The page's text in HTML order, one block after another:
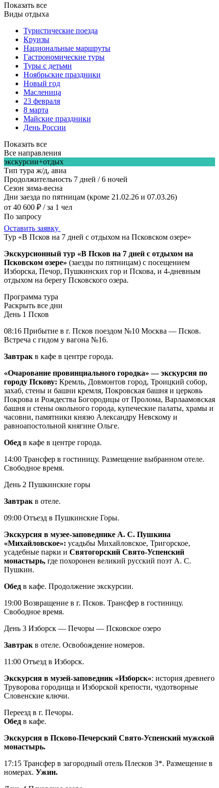
Показать все
Виды отдыха
Туристические поезда
Круизы
Национальные маршруты
Гастрономические туры
Туры с детьми
Ноябрьские праздники
Новый год
Масленица
23 февраля
8 марта
Майские праздники
День России
Показать все
Все направления
экскурсии+отдых
Тип тура ж/д, авиа
Продолжительность 7 дней / 6 ночей
Сезон зима-весна
Дни заезда по пятницам (кроме 21.02.26 и 07.03.26)
от 40 600 ₽ / за 1 чел
По запросу
Оставить заявку
Тур «В Псков на 7 дней с отдыхом на Псковском озере»
Экскурсионный тур «В Псков на 7 дней с отдыхом на
Псковском озере» (заезды по пятницам) с посещением
Изборска, Печор, Пушкинских гор и Пскова, и 4-дневным
отдыхом на берегу Псковского озера.
Программа тура
Раскрыть все дни
День 1 Псков
08:16 Прибытие в г. Псков поездом №10 Москва — Псков.
Встреча с гидом у вагона №16.
Завтрак в кафе в центре города.
«Очарование провинциального городка» — экскурсия по
городу Пскову: Кремль, Довмонтов город, Троицкий собор,
захаб, стены и башни кремля, Покровская башня и церковь
Покрова и Рождества Богородицы от Пролома, Варлаамовская
башня и стены окольного города, купеческие палаты, храмы и
часовни, памятники князю Александру Невскому и
равноапостольной княгине Ольге.
Обед в кафе в центре города.
14:00 Трансфер в гостиницу. Размещение выбранном отеле.
Свободное время.
День 2 Пушкинские горы
Завтрак в отеле.
09:00 Отъезд в Пушкинские Горы.
Экскурсия в музее-заповеднике А. С. Пушкина
«Михайловское»: усадьбы Михайловское, Тригорское,
усадебные парки и Святогорский Свято-Успенский
монастырь, где похоронен великий русский поэт А. С.
Пушкин.
Обед в кафе. Продолжение экскурсии.
19:00 Возвращение в г. Псков. Трансфер в гостиницу.
Свободное время.
День 3 Изборск — Печоры — Псковское озеро
Завтрак в отеле. Освобождение номеров.
11:00 Отъезд в Изборск.
Экскурсия в музей-заповедник «Изборск«: история древнего
Труворова городища и Изборской крепости, чудотворные
Словенские ключи.
Переезд в г. Печоры.
Обед в кафе.
Экскурсия в Псково-Печерский Свято-Успенский мужской
монастырь.
17:15 Трансфер в загородный отель Плесков 3*. Размещение в
номерах. Ужин.